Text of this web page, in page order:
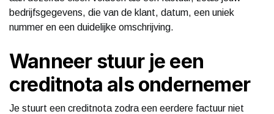
bedrijfsgegevens, die van de klant, datum, een uniek
nummer en een duidelijke omschrijving.
Wanneer stuur je een
creditnota als ondernemer
Je stuurt een creditnota zodra een eerdere factuur niet